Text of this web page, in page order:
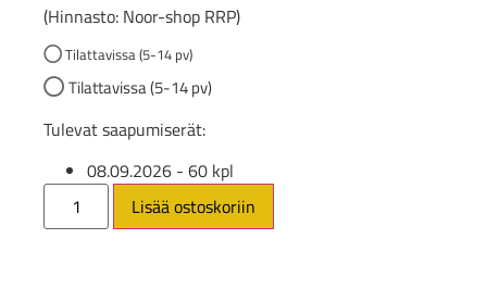
(Hinnasto: Noor-shop RRP)
Tilattavissa (5-14 pv)
Tilattavissa (5-14 pv)
Tulevat saapumiserät:
08.09.2026 - 60 kpl
Lisää ostoskoriin